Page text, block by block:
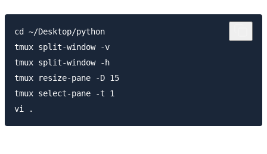
cd ~/Desktop/python
tmux split-window -v
tmux split-window -h
tmux resize-pane -D 15
tmux select-pane -t 1